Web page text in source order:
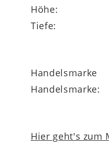
Höhe:
Tiefe:
Handelsmarke
Handelsmarke:
Hier geht's zum